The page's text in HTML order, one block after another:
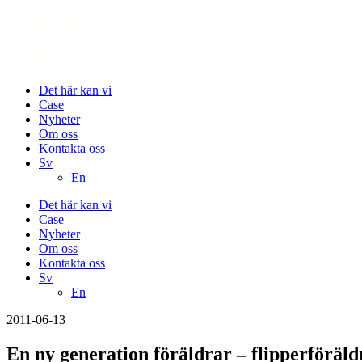
Det här kan vi
Case
Nyheter
Om oss
Kontakta oss
Sv
En
Det här kan vi
Case
Nyheter
Om oss
Kontakta oss
Sv
En
2011-06-13
En ny generation föräldrar –